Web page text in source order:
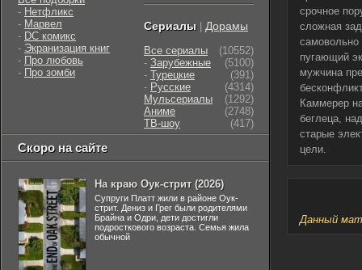
срочное
сложная
самовольно
пугающий
мужчина
Каммерер
беглеца,
старые
цели.
Данный
- Нетфликс
- Марвел
- DC комикс
- Экранизация книг
- Про любовь
- Про зомби
Сериалы Дорамы
Все сериалы
(10552)
- Зарубежные
(5100)
- Турецкие
(391)
- Русские
(4314)
Мульсериалы
(1292)
Аниме
(2748)
ТВ-шоу
(417)
Скоро на сайте
На краю Оук-стрит (2026)
Супруги Платт жили в районе Оук-
стрит. Дениз и Грег были родителями
Брайна и Одри, дети достигли
подросткового возраста. Семья жила
обычной